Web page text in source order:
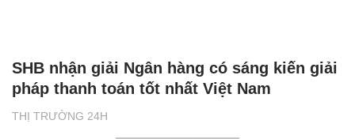
THỊ TRƯỜNG 24H
SHB nhận giải Ngân hàng có sáng kiến giải
pháp thanh toán tốt nhất Việt Nam